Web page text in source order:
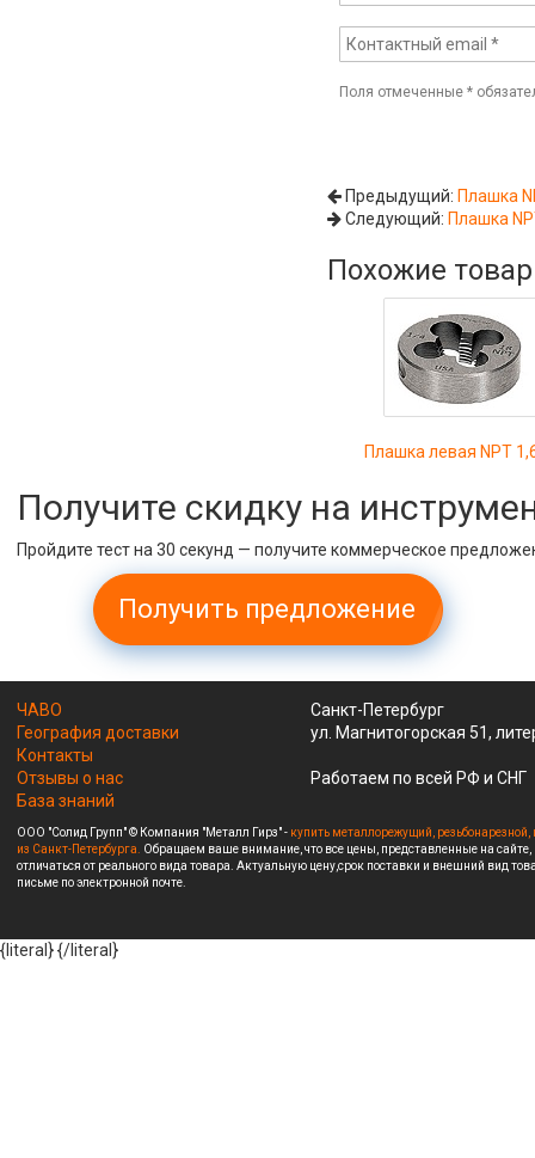
Поля отмеченные*
Предыдущий: Плашка
Следующий: Плашка
Похожие
Плашка левая NPT
Получите скидку на
Пройдите тест на 30 секунд — получите коммерческое
Получить предложение
ЧАВО
География доставки
Контакты
Отзывы о нас
База знаний
Санкт-Петербург
ул. Магнитогорская 51,
Работаем по всей РФ и СНГ
ООО "Солид Групп" © Компания "Металл Гирз" - купить металлорежущий,
из Санкт-Петербурга. Обращаем ваше внимание, что все цены, представленные на
отличаться от реального вида товара. Актуальную цену,срок поставки и внешний вид
письме по электронной почте.
{literal}{/literal}